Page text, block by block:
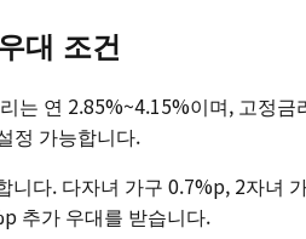
대 조건
는 연 2.85%~4.15%이며, 고정금
정 가능합니다.
니다. 다자녀 가구 0.7%p, 2자녀
추가 우대를 받습니다.